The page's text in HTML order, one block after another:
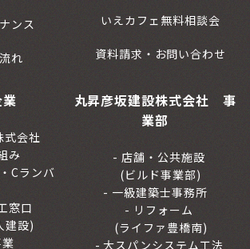
ンス
れ
いえカフェ無料相談会
資料請求・お問い合わせ
式会社
み
Cランバ
窓口
建設)
丸昇彦坂建設株式会社 事
業部
店舗・公共施設
(ビルド事業部)
一級建築士事務所
リフォーム
(ライファ豊橋南)
大スパンシステム工法